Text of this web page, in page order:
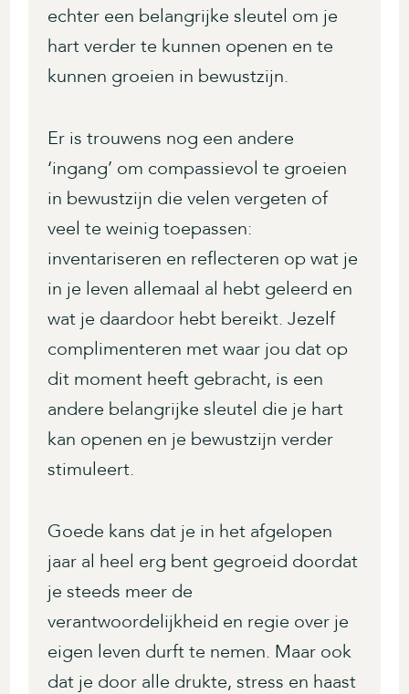
echter een belangrijke sleutel om je
hart verder te kunnen openen en te
kunnen groeien in bewustzijn.
Er is trouwens nog een andere
‘ingang’ om compassievol te groeien
in bewustzijn die velen vergeten of
veel te weinig toepassen:
inventariseren en reflecteren op wat je
in je leven allemaal al hebt geleerd en
wat je daardoor hebt bereikt. Jezelf
complimenteren met waar jou dat op
dit moment heeft gebracht, is een
andere belangrijke sleutel die je hart
kan openen en je bewustzijn verder
stimuleert.
Goede kans dat je in het afgelopen
jaar al heel erg bent gegroeid doordat
je steeds meer de
verantwoordelijkheid en regie over je
eigen leven durft te nemen. Maar ook
dat je door alle drukte, stress en haast